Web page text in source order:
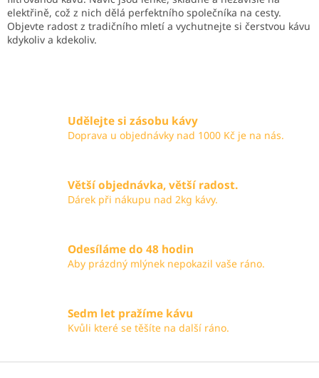
c
í
ý
p
elektřině, což z nich dělá perfektního společníka na cesty.
Objevte radost z tradičního mletí a vychutnejte si čerstvou kávu
kdykoliv a kdekoliv.
Udělejte si zásobu kávy
Doprava u objednávky nad 1000 Kč je na nás.
Větší objednávka, větší radost.
Dárek při nákupu nad 2kg kávy.
Odesíláme do 48 hodin
Aby prázdný mlýnek nepokazil vaše ráno.
Sedm let pražíme kávu
Kvůli které se těšíte na další ráno.
Z